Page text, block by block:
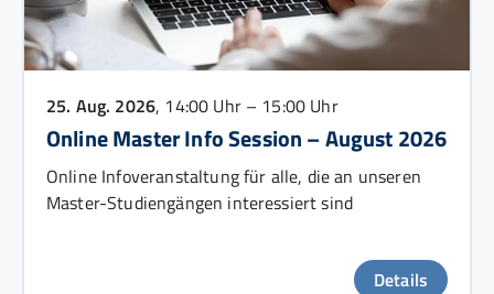
25. Aug. 2026, 14:00 Uhr – 15:00 Uhr
Online Master Info Session – August 2026
Online Infoveranstaltung für alle, die an unseren
Master-Studiengängen interessiert sind
Details